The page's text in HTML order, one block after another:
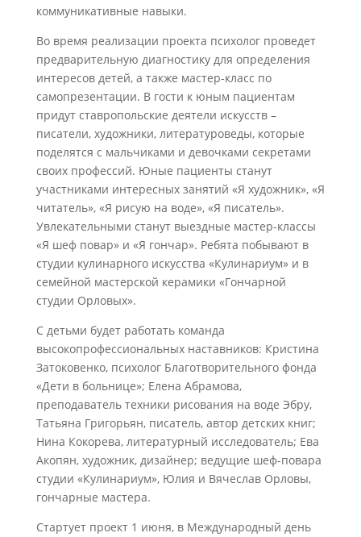
коммуникативные навыки.
Во время реализации проекта психолог проведет
предварительную диагностику для определения
интересов детей, а также мастер-класс по
самопрезентации. В гости к юным пациентам
придут ставропольские деятели искусств –
писатели, художники, литературоведы, которые
поделятся с мальчиками и девочками секретами
своих профессий. Юные пациенты станут
участниками интересных занятий «Я художник», «Я
читатель», «Я рисую на воде», «Я писатель».
Увлекательными станут выездные мастер-классы
«Я шеф повар» и «Я гончар». Ребята побывают в
студии кулинарного искусства «Кулинариум» и в
семейной мастерской керамики «Гончарной
студии Орловых».
С детьми будет работать команда
высокопрофессиональных наставников: Кристина
Затоковенко, психолог Благотворительного фонда
«Дети в больнице»; Елена Абрамова,
преподаватель техники рисования на воде Эбру,
Татьяна Григорьян, писатель, автор детских книг;
Нина Кокорева, литературный исследователь; Ева
Акопян, художник, дизайнер; ведущие шеф-повара
студии «Кулинариум», Юлия и Вячеслав Орловы,
гончарные мастера.
Стартует проект 1 июня, в Международный день